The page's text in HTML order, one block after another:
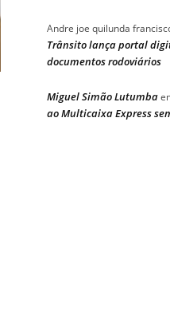
Andre joe quilunda
Trânsito lança portal
documentos rodoviários
Miguel Simão Lutumba
ao Multicaixa Express